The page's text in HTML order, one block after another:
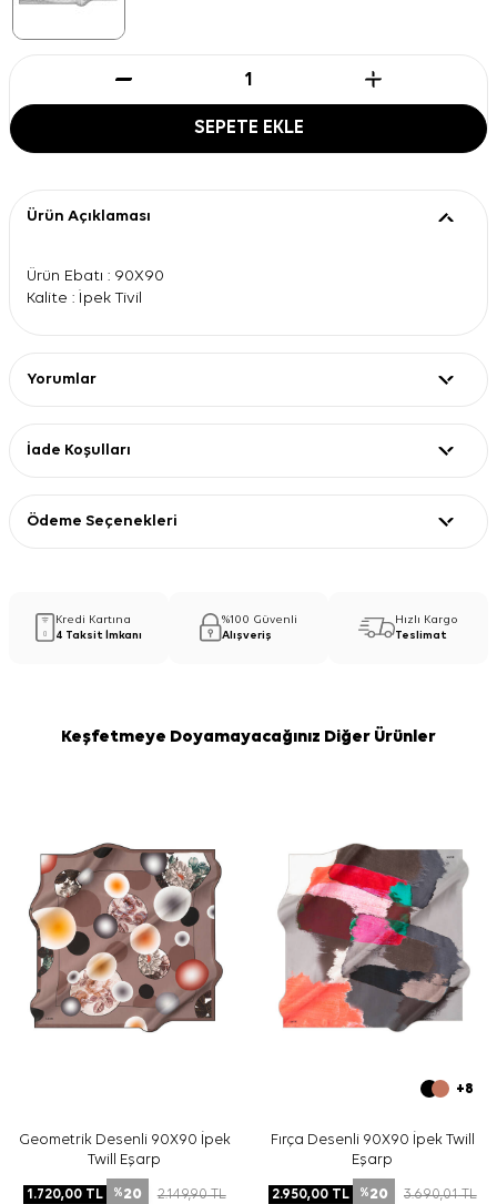
SEPETE EKLE
Ürün Açıklaması
Ürün Ebatı : 90X90
Kalite : İpek Tivil
Yorumlar
İade Koşulları
Ödeme Seçenekleri
Kredi Kartına
4 Taksit İmkanı
%100 Güvenli
Alışveriş
Hızlı Kargo
Teslimat
Keşfetmeye Doyamayacağınız Diğer Ürünler
Geometrik Desenli 90X90 İpek
Twill Eşarp
1.720,00TL %20 2.149,90TL
+8
Fırça Desenli 90X90 İpek Twill
Eşarp
2.950,00TL %20 3.690,01TL